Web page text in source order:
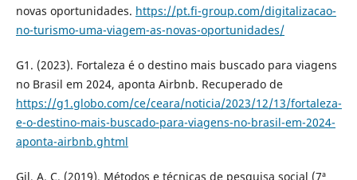
novas oportunidades. https://pt.fi-group.com/digitalizacao-
no-turismo-uma-viagem-as-novas-oportunidades/
G1. (2023). Fortaleza é o destino mais buscado para viagens
no Brasil em 2024, aponta Airbnb. Recuperado de
https://g1.globo.com/ce/ceara/noticia/2023/12/13/fortaleza-
e-o-destino-mais-buscado-para-viagens-no-brasil-em-2024-
aponta-airbnb.ghtml
Gil, A. C. (2019). Métodos e técnicas de pesquisa social (7ª